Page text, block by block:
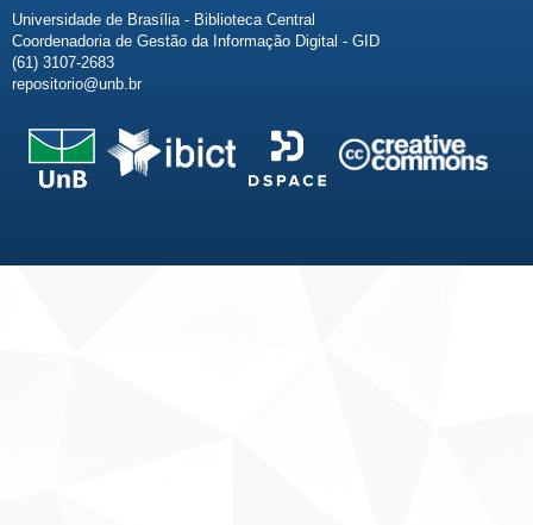
Universidade de Brasília - Biblioteca Central
Coordenadoria de Gestão da Informação Digital - GID
(61) 3107-2683
repositorio@unb.br